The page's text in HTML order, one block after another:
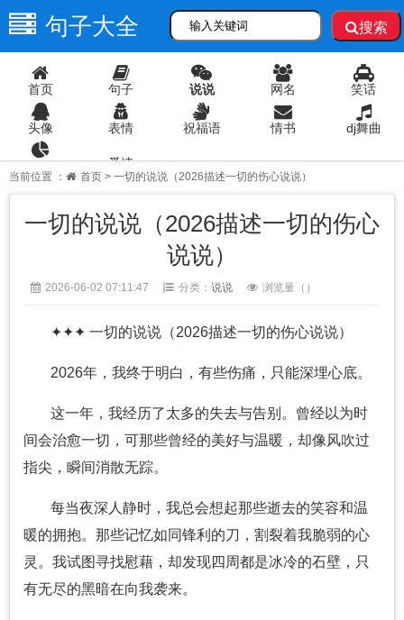
句子大全 搜索
首页 句子 说说 网名 笑话
头像 表情 祝福语 情书 dj舞曲
爱情
当前位置 ： 首页 > 一切的说说（2026描述一切的伤心说说）
一切的说说（2026描述一切的伤心
说说）
2026-06-02 07:11:47 分类： 说说 浏览量（ ）
✦✦✦ 一切的说说（2026描述一切的伤心说说）
2026年，我终于明白，有些伤痛，只能深埋心底。
这一年，我经历了太多的失去与告别。曾经以为时
间会治愈一切，可那些曾经的美好与温暖，却像风吹过
指尖，瞬间消散无踪。
每当夜深人静时，我总会想起那些逝去的笑容和温
暖的拥抱。那些记忆如同锋利的刀，割裂着我脆弱的心
灵。我试图寻找慰藉，却发现四周都是冰冷的石壁，只
有无尽的黑暗在向我袭来。